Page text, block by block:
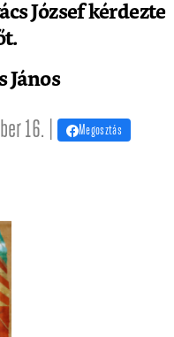
József kérdezte
János
16. | Megosztás